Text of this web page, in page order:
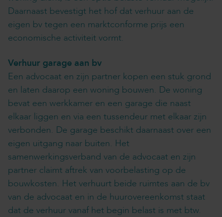
Daarnaast bevestigt het hof dat verhuur aan de
eigen bv tegen een marktconforme prijs een
economische activiteit vormt.
Verhuur garage aan bv
Een advocaat en zijn partner kopen een stuk grond
en laten daarop een woning bouwen. De woning
bevat een werkkamer en een garage die naast
elkaar liggen en via een tussendeur met elkaar zijn
verbonden. De garage beschikt daarnaast over een
eigen uitgang naar buiten. Het
samenwerkingsverband van de advocaat en zijn
partner claimt aftrek van voorbelasting op de
bouwkosten. Het verhuurt beide ruimtes aan de bv
van de advocaat en in de huurovereenkomst staat
dat de verhuur vanaf het begin belast is met btw.